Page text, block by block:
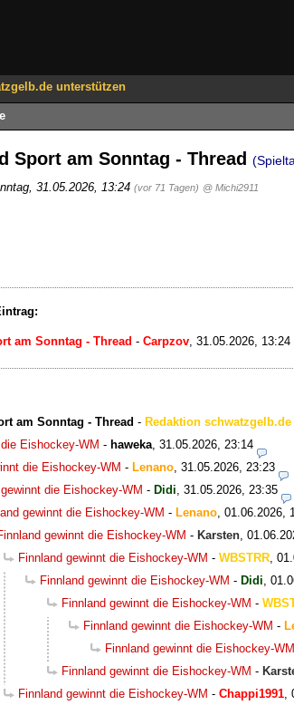
unterstützen
Sport am Sonntag - Thread
31.05.2026, 13:24 (vor 71 Tagen) @ Michi2911
am Sonntag - Thread - Carpzov 31.05.2026, 13:24
am Sonntag - Thread - Redaktion schwatzgelb.de
Eishockey-WM - haweka 31.05.2026, 23:14
die Eishockey-WM - Lenano 31.05.2026, 23:23
die Eishockey-WM - Didi 31.05.2026, 23:35
gewinnt die Eishockey-WM - Lenano 01.06.2026,
gewinnt die Eishockey-WM - Karsten
Finnland gewinnt die Eishockey-WM - WBSTRR
Finnland gewinnt die Eishockey-WM - Didi
Finnland gewinnt die Eishockey-WM -
Finnland gewinnt die Eishockey-WM -
Finnland gewinnt die Eishockey-WM
Finnland gewinnt die Eishockey-WM -
Finnland gewinnt die Eishockey-WM - Chappi1991